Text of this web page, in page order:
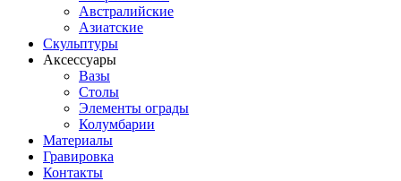
Австралийские
Азиатские
Скульптуры
Аксессуары
Вазы
Столы
Элементы ограды
Колумбарии
Материалы
Гравировка
Контакты